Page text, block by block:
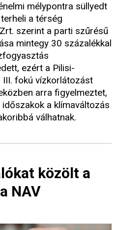
mélypontra süllyedt
a térség
szerint a parti szűrésű
mintegy 30 százalékkal
ezért a Pilisi-
III. fokú vízkorlátozást
arra figyelmeztet,
a klímaváltozás
válhatnak.
közölt a
NAV